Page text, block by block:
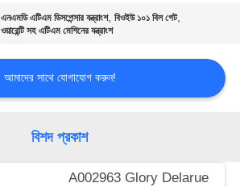
এনএমডি এটিএম ডিসপেন্সার যন্ত্রাংশ,বিওইউ ১০১ বিল গেট,
ওয়ারেন্টি সহ এটিএম মেশিনের যন্ত্রাংশ
আমাদের সাথে যোগাযোগ করুন!
বিশদ প্রকাশ
A002963 Glory Delarue